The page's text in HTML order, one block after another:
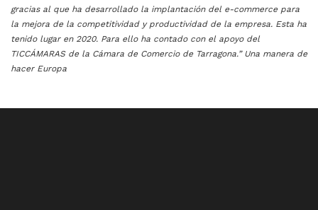
gracias al que ha desarrollado la implantación del e-commerce para
la mejora de la competitividad y productividad de la empresa. Esta ha
tenido lugar en 2020. Para ello ha contado con el apoyo del
TICCÁMARAS de la Cámara de Comercio de Tarragona.” Una manera de
hacer Europa